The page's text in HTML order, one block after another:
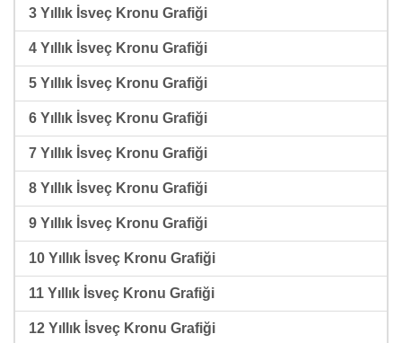
3 Yıllık İsveç Kronu Grafiği
4 Yıllık İsveç Kronu Grafiği
5 Yıllık İsveç Kronu Grafiği
6 Yıllık İsveç Kronu Grafiği
7 Yıllık İsveç Kronu Grafiği
8 Yıllık İsveç Kronu Grafiği
9 Yıllık İsveç Kronu Grafiği
10 Yıllık İsveç Kronu Grafiği
11 Yıllık İsveç Kronu Grafiği
12 Yıllık İsveç Kronu Grafiği